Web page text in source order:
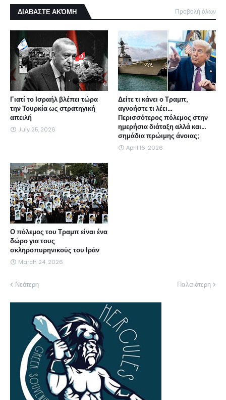
ΔΙΑΒΑΣΤΕ ΑΚΌΜΗ Προβολή όλων
Γιατί το Ισραήλ βλέπει τώρα
την Τουρκία ως στρατηγική
απειλή
July 25, 2026
Δείτε τι κάνει ο Τραμπ,
αγνοήστε τι λέει...
Περισσότερος πόλεμος στην
ημερήσια διάταξη αλλά και...
σημάδια πρώιμης άνοιας;
April 16, 2026
Ο πόλεμος του Τραμπ είναι ένα
δώρο για τους
σκληροπυρηνικούς του Ιράν
March 24, 2026
Νεότερη Παλαιότερη